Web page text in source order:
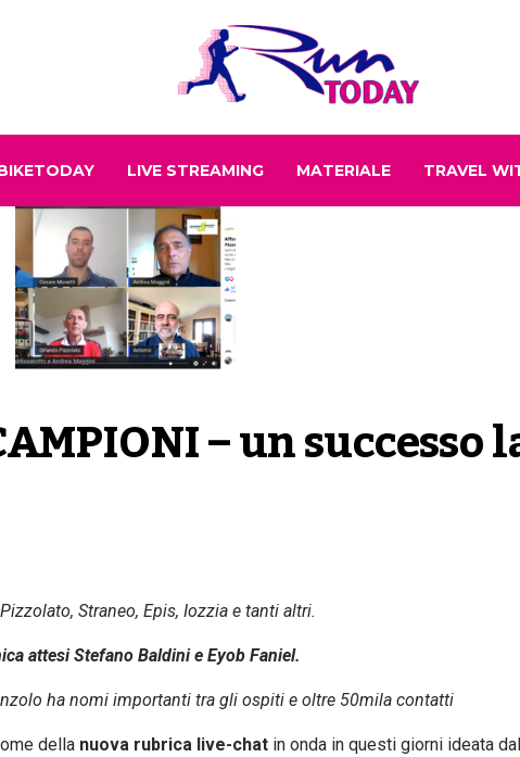
LIVE STREAMING MATERIALE TRAVEL
– un successo
Straneo, Epis, Iozzia e tanti altri.
attesi Stefano Baldini e Eyob Faniel.
ha nomi importanti tra gli ospiti e oltre 50mila contatti
della nuova rubrica live-chat in onda in questi giorni ideata